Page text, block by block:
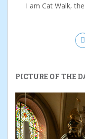
I am Cat Walk,
PICTURE OF THE